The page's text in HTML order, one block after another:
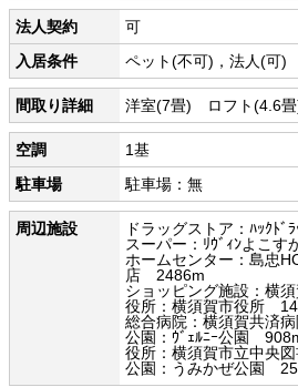
法人契約
可
入居条件
ペット(不可)，法人(可)
間取り詳細 洋室(7畳) ロフト(4.6
空調
1基
駐車場
駐車場：無
周辺施設
ドラッグストア：ﾊｯｸﾄ
スーパー：ﾘｳﾞｨﾝよこ
ホームセンター：島忠
店 2486m
ショッピング施設：横
役所：横須賀市役所
総合病院：横須賀共済
公園：ｳﾞｪﾙﾆｰ公園
役所：横須賀市立中央
公園：うみかぜ公園